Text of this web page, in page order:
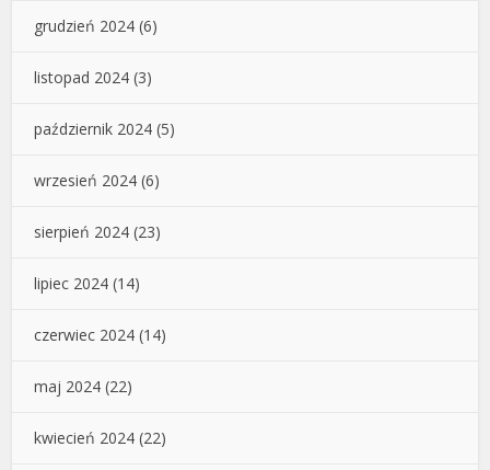
grudzień 2024 (6)
listopad 2024 (3)
październik 2024 (5)
wrzesień 2024 (6)
sierpień 2024 (23)
lipiec 2024 (14)
czerwiec 2024 (14)
maj 2024 (22)
kwiecień 2024 (22)